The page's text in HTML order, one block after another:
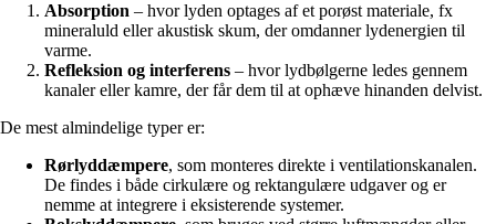
Absorption – hvor lyden optages af et porøst materiale, fx
mineraluld eller akustisk skum, der omdanner lydenergien til
varme.
Refleksion og interferens – hvor lydbølgerne ledes gennem
kanaler eller kamre, der får dem til at ophæve hinanden delvist.
De mest almindelige typer er:
Rørlyddæmpere, som monteres direkte i ventilationskanalen.
De findes i både cirkulære og rektangulære udgaver og er
nemme at integrere i eksisterende systemer.